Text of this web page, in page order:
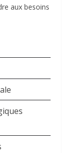
aux besoins